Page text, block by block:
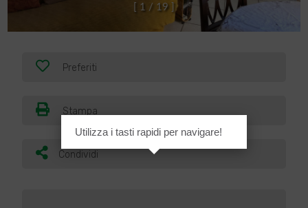
1 / 19
Preferiti
Stampa
Condividi
Utilizza i tasti rapidi per navigare!